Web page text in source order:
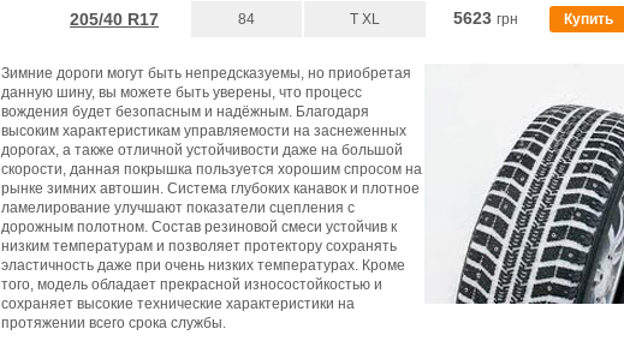
205/40 R17 84 T XL 5623 грн Купить
Зимние дороги могут быть непредсказуемы, но приобретая
данную шину, вы можете быть уверены, что процесс
вождения будет безопасным и надёжным. Благодаря
высоким характеристикам управляемости на заснеженных
дорогах, а также отличной устойчивости даже на большой
скорости, данная покрышка пользуется хорошим спросом на
рынке зимних автошин. Система глубоких канавок и плотное
ламелирование улучшают показатели сцепления с
дорожным полотном. Состав резиновой смеси устойчив к
низким температурам и позволяет протектору сохранять
эластичность даже при очень низких температурах. Кроме
того, модель обладает прекрасной износостойкостью и
сохраняет высокие технические характеристики на
протяжении всего срока службы.